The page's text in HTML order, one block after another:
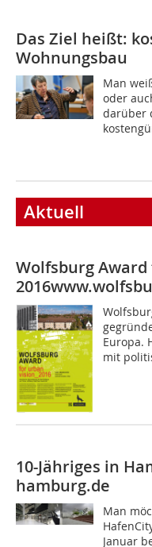
Das Ziel heißt:
Wohnungsbau
Man
oder
darüber
Aktuell
Wolfsburg
2016
Europa.
mit
10-Jähriges in
hamburg.de
Man
Januar